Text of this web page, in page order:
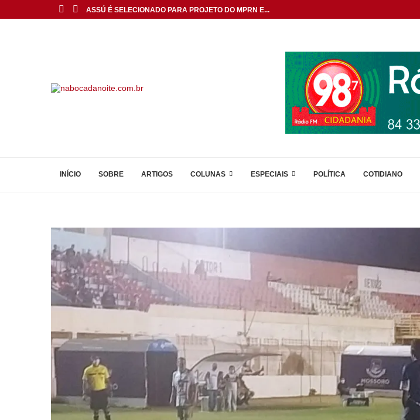
ASSÚ É SELECIONADO PARA PROJETO DO MPRN E...
INÍCIO SOBRE ARTIGOS COLUNAS ESPECIAIS POLÍTICA COTIDIANO